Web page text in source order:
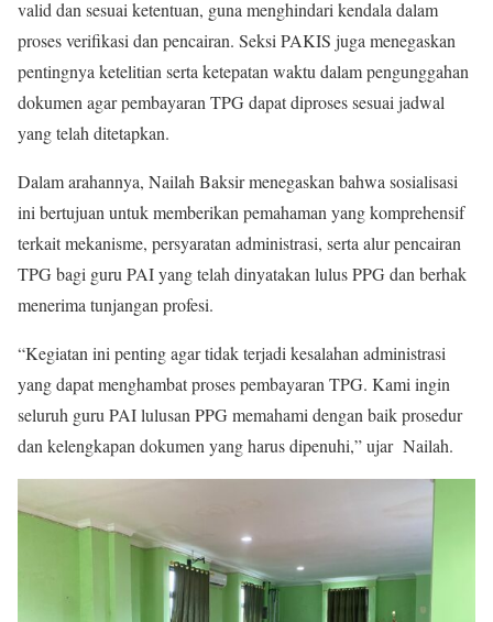
valid dan sesuai ketentuan, guna menghindari kendala dalam
proses verifikasi dan pencairan. Seksi PAKIS juga menegaskan
pentingnya ketelitian serta ketepatan waktu dalam pengunggahan
dokumen agar pembayaran TPG dapat diproses sesuai jadwal
yang telah ditetapkan.
Dalam arahannya, Nailah Baksir menegaskan bahwa sosialisasi
ini bertujuan untuk memberikan pemahaman yang komprehensif
terkait mekanisme, persyaratan administrasi, serta alur pencairan
TPG bagi guru PAI yang telah dinyatakan lulus PPG dan berhak
menerima tunjangan profesi.
“Kegiatan ini penting agar tidak terjadi kesalahan administrasi
yang dapat menghambat proses pembayaran TPG. Kami ingin
seluruh guru PAI lulusan PPG memahami dengan baik prosedur
dan kelengkapan dokumen yang harus dipenuhi,” ujar Nailah.